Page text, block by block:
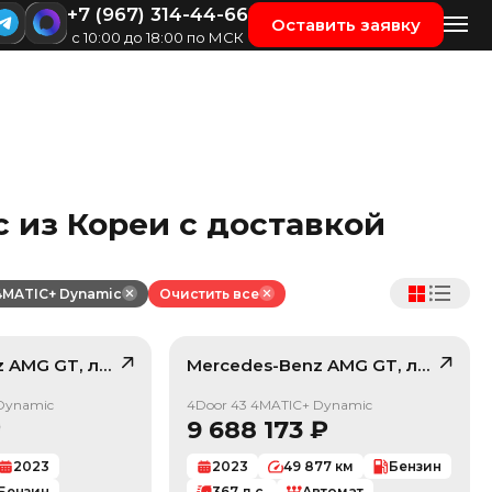
+7 (967) 314-44-66
с 10:00 до 18:00 по МСК
Оставить заявку
из Кореи с доставкой
Dynamic Очистить все
AMG GT, лот 42427553
/ 10
2023
Mercedes-Benz AMG GT, лот/ 10
4Door 43 4MATIC+ Dynamic
9 688 173₽
2023 49 877км
Бензин